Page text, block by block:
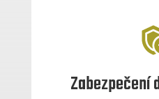
Zabezpečení